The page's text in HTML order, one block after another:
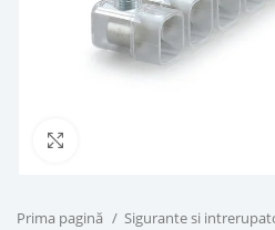
Prima pagină
Sigurante si